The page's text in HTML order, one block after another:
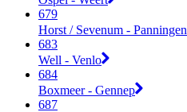
679
Horst / Sevenum - Panningen
683
Well - Venlo
684
Boxmeer - Gennep
687